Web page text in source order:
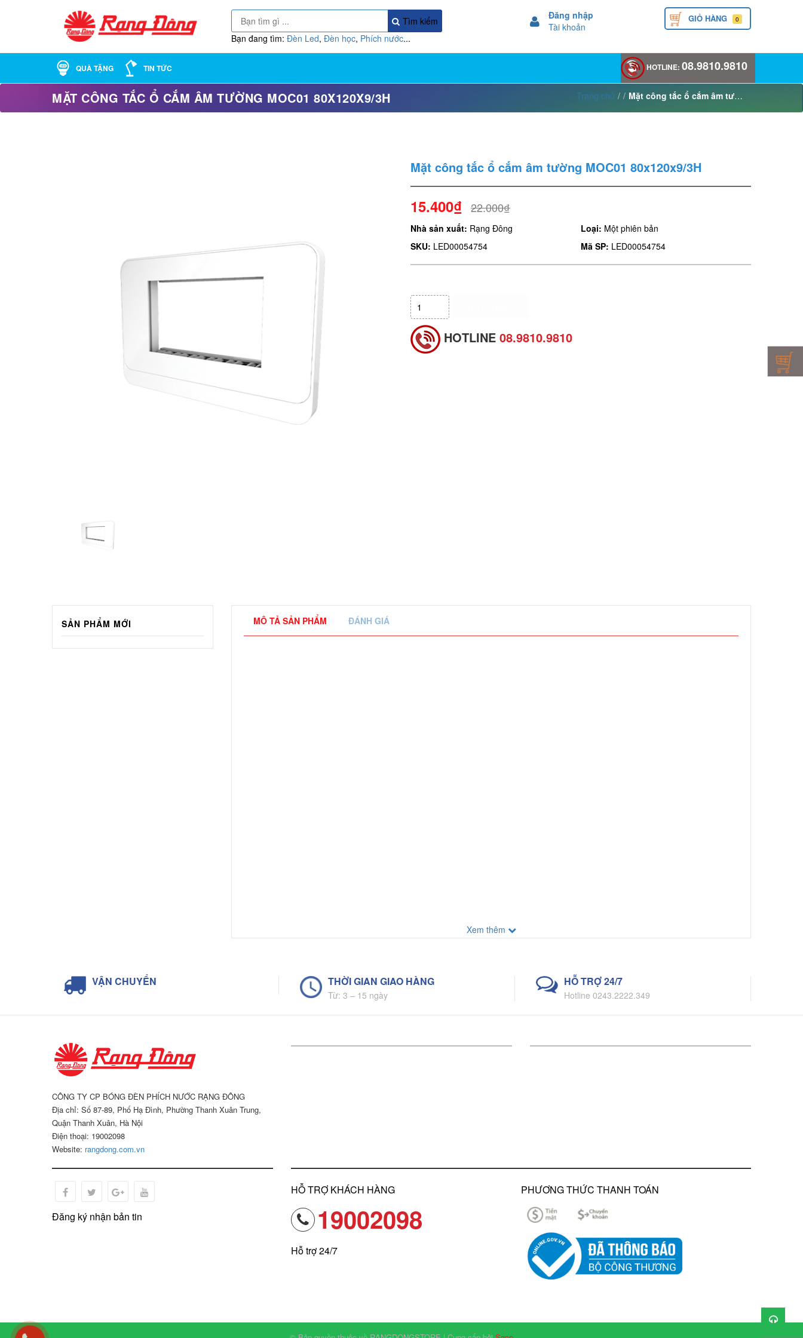
Tìm kiếm
Bạn đang tìm: Đèn Led, Đèn học, Phích nước...
Đăng nhập
Tài khoản
GIỎ HÀNG 0
QUÀ TẶNG TIN TỨC HOTLINE: 08.9810.9810
MẶT CÔNG TẮC Ổ CẮM ÂM TƯỜNG MOC01 80X120X9/3H Trang chủ / / Mặt công tắc ổ cắm âm tường MOC01 80x120x9/3H
Mặt công tắc ổ cắm âm tường MOC01 80x120x9/3H
15.400₫ 22.000₫
Nhà sản xuất: Rạng Đông Loại: Một phiên bản
SKU: LED00054754 Mã SP: LED00054754
HOTLINE 08.9810.9810
SẢN PHẨM MỚI MÔ TẢ SẢN PHẨM ĐÁNH GIÁ
Xem thêm
VẬN CHUYỂN THỜI GIAN GIAO HÀNG
Từ: 3 – 15 ngày
HỖ TRỢ 24/7
Hotline 0243.2222.349
CÔNG TY CP BÓNG ĐÈN PHÍCH NƯỚC RẠNG ĐÔNG
Địa chỉ: Số 87-89, Phố Hạ Đình, Phường Thanh Xuân Trung,
Quận Thanh Xuân, Hà Nội
Điện thoại: 19002098
Website: rangdong.com.vn
Đăng ký nhận bản tin
HỖ TRỢ KHÁCH HÀNG
19002098
Hỗ trợ 24/7
PHƯƠNG THỨC THANH TOÁN